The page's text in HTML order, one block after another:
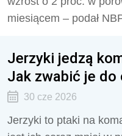
miesiącem – podał
Jerzyki jedzą
Jak zwabić je do
30 cze 2026
Jerzyki to ptaki na